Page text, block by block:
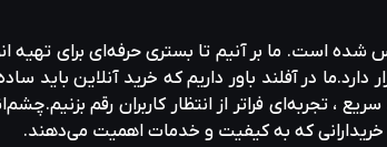
است. ما بر آنیم تا بستری حرفه‌ای برای تهیه‌
در آفلند باور داریم که خرید آنلاین باید
، تجربه‌ای فراتر از انتظار کاربران رقم
که به کیفیت و خدمات اهمیت می‌دهند.